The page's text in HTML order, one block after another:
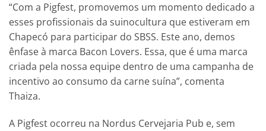
“Com a Pigfest, promovemos um momento dedicado a
esses profissionais da suinocultura que estiveram em
Chapecó para participar do SBSS. Este ano, demos
ênfase à marca Bacon Lovers. Essa, que é uma marca
criada pela nossa equipe dentro de uma campanha de
incentivo ao consumo da carne suína”, comenta
Thaiza.
A Pigfest ocorreu na Nordus Cervejaria Pub e, sem